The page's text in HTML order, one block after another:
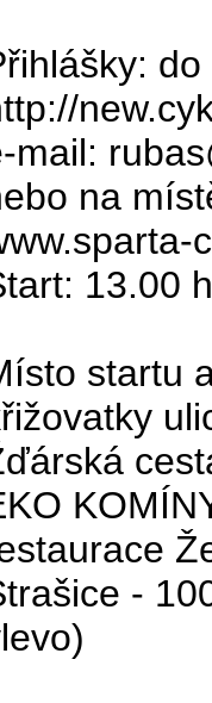
mail:
na
13.00
startu
-